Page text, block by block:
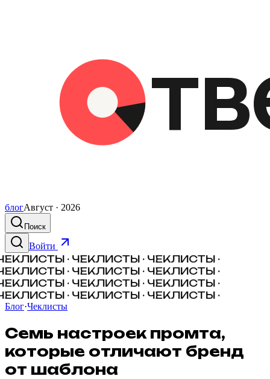
блогАвгуст · 2026
Поиск
Войти
· ЧЕКЛИСТЫ · ЧЕКЛИСТЫ ·
· ЧЕКЛИСТЫ · ЧЕКЛИСТЫ ·
· ЧЕКЛИСТЫ · ЧЕКЛИСТЫ ·
· ЧЕКЛИСТЫ · ЧЕКЛИСТЫ ·
Блог·Чеклисты
Семь настроек промта,
которые отличают бренд
от шаблона